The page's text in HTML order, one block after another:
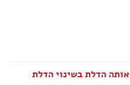
אותה הדלת בשינוי הדלת